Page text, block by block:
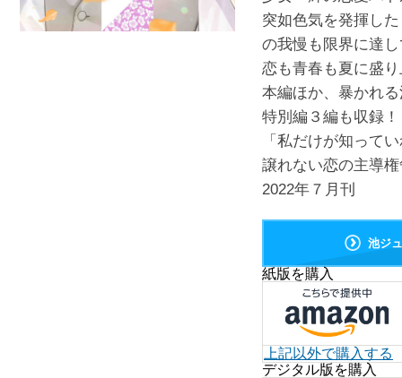
突如色気を発揮し
の我慢も限界に達
恋も青春も夏に盛
本編ほか、暴かれ
特別編３編も収録！
「私だけが知って
譲れない恋の主導
2022年７月刊
池ジ
紙版を購入
上記以外で購入する
デジタル版を購入